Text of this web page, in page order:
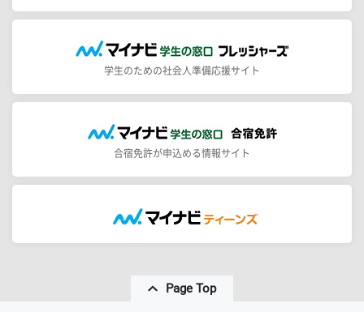
学生のための社会人準備応援サイト
合宿免許が申込める情報サイト
Page Top